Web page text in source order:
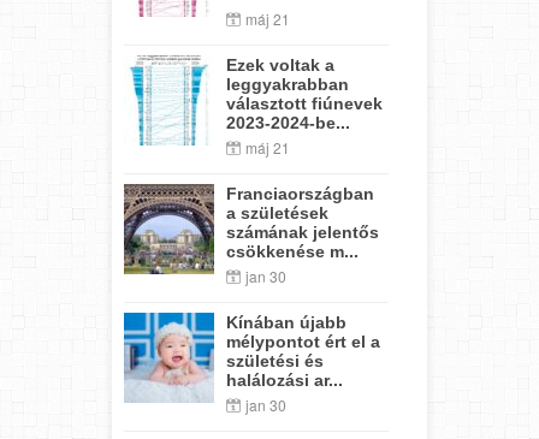
máj 21
Ezek voltak a
leggyakrabban
választott fiúnevek
2023-2024-be...
máj 21
Franciaországban
a születések
számának jelentős
csökkenése m...
jan 30
Kínában újabb
mélypontot ért el a
születési és
halálozási ar...
jan 30